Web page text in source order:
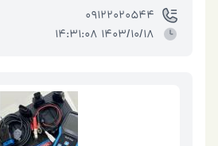
09122020544
1403/10/18 14:31:08